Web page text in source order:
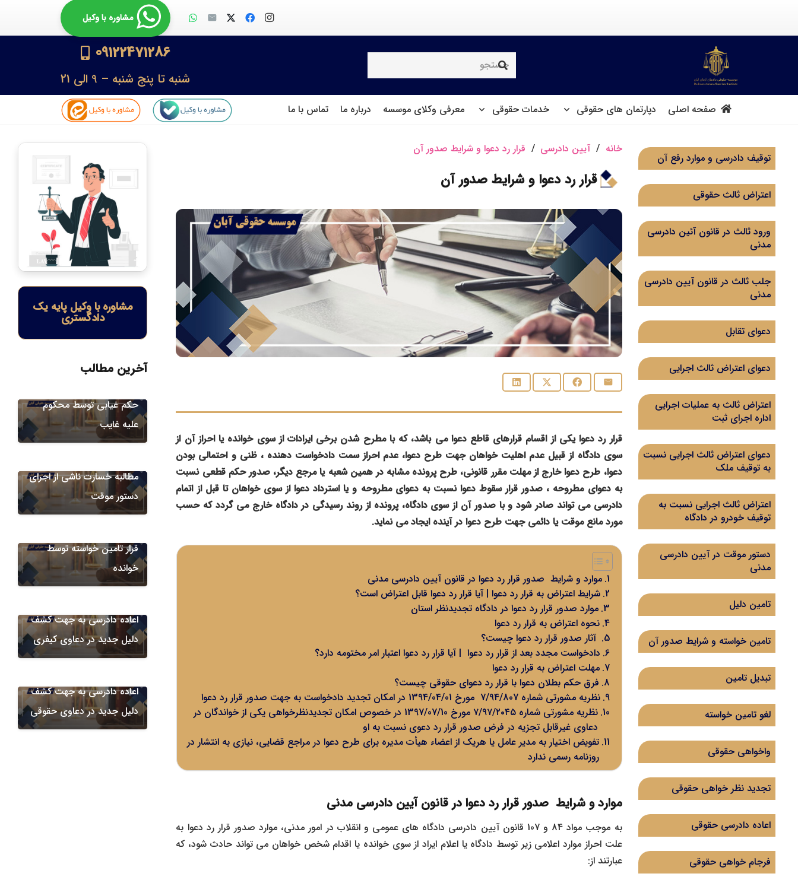
مشاوره با وکیل
09122471286
شنبه تا پنج شنبه – 9 الی 21
صفحه اصلی دپارتمان های حقوقی خدمات حقوقی معرفی وکلای موسسه درباره ما تماس با ما
توقیف دادرسی و موارد رفع آن
اعتراض ثالث حقوقی
ورود ثالث در قانون آئین دادرسی
مدنی
جلب ثالث در قانون آیین دادرسی
مدنی
دعوای تقابل
دعوای اعتراض ثالث اجرایی
اعتراض ثالث به عملیات اجرایی
اداره اجرای ثبت
دعوای اعتراض ثالث اجرایی نسبت
به توقیف ملک
اعتراض ثالث اجرایی نسبت به
توقیف خودرو در دادگاه
دستور موقت در آیین دادرسی
مدنی
تامین دلیل
تامین خواسته و شرایط صدور آن
تبدیل تامین
لغو تامین خواسته
واخواهی حقوقی
تجدید نظر خواهی حقوقی
اعاده دادرسی حقوقی
فرجام خواهی حقوقی
خانه / آیین دادرسی / قرار رد دعوا و شرایط صدور آن
قرار رد دعوا و شرایط صدور آن
قرار رد دعوا یکی از اقسام قرارهای قاطع دعوا می باشد، که با مطرح شدن برخی ایرادات از سوی خوانده یا احراز آن از
سوی دادگاه از قبیل عدم اهلیت خواهان جهت طرح دعوا، عدم احراز سمت دادخواست دهنده ، ظنی و احتمالی بودن
دعوا، طرح دعوا خارج از مهلت مقرر قانونی، طرح پرونده مشابه در همین شعبه یا مرجع دیگر، صدور حکم قطعی نسبت
به دعوای مطروحه ، صدور قرار سقوط دعوا نسبت به دعوای مطروحه و یا استرداد دعوا از سوی خواهان تا قبل از اتمام
دادرسی می تواند صادر شود و با صدور آن از سوی دادگاه، پرونده از روند رسیدگی در دادگاه خارج می گردد که حسب
مورد مانع موقت یا دائمی جهت طرح دعوا در آینده ایجاد می نماید.
موارد و شرایط صدور قرار رد دعوا در قانون آیین دادرسی مدنی
شرایط اعتراض به قرار رد دعوا | آیا قرار رد دعوا قابل اعتراض است؟
موارد صدور قرار رد دعوا در دادگاه تجدیدنظر استان
نحوه اعتراض به قرار رد دعوا
آثار صدور قرار رد دعوا چیست؟
دادخواست مجدد بعد از قرار رد دعوا | آیا قرار رد دعوا اعتبار امر مختومه دارد؟
مهلت اعتراض به قرار رد دعوا
فرق حکم بطلان دعوا با قرار رد دعوای حقوقی چیست؟
نظريه مشورتی شماره 7/94/807 مورخ 1394/04/01 در امکان تجدید دادخواست به جهت صدور قرار رد دعوا
نظریه مشورتی شماره ۷/۹۷/۲۰۴۵ مورخ 1397/07/10 در خصوص امکان تجدیدنظرخواهی یکی از خواندگان در
دعاوی غیرقابل تجزیه در فرض صدور قرار رد دعوی نسبت به او
تفویض اختیار به مدیر عامل یا هریک از اعضاء هیأت مدیره برای طرح دعوا در مراجع قضایی، نیازی به انتشار در
روزنامه رسمی ندارد
موارد و شرایط صدور قرار رد دعوا در قانون آیین دادرسی مدنی
به موجب مواد 84 و 107 قانون آیین دادرسی دادگاه های عمومی و انقلاب در امور مدنی، موارد صدور قرار رد دعوا به
علت احراز موارد اعلامی زیر توسط دادگاه یا اعلام ایراد از سوی خوانده یا اقدام شخص خواهان می تواند حادث شود، که
عبارتند از:
مشاوره با وکیل پایه یک
دادگستری
آخرین مطالب
آیین دادرسی
حکم غیابی توسط محکوم
علیه غایب
مطالبه خسارت ناشی از اجرای
دستور موقت
آیین دادرسی
قرار تامین خواسته توسط
خوانده
اعاده دادرسی به جهت کشف
دلیل جدید در دعاوی کیفری
اعاده دادرسی به جهت کشف
دلیل جدید در دعاوی حقوقی